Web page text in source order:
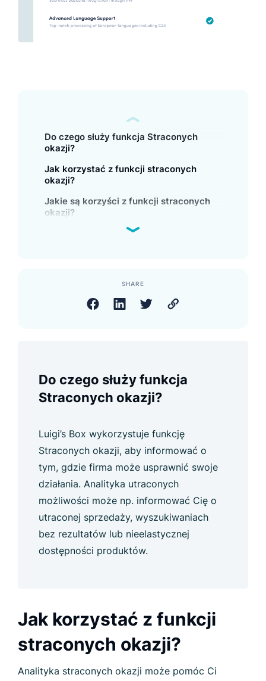
Do czego służy funkcja Straconych
okazji?
Jak korzystać z funkcji straconych
okazji?
Jakie są korzyści z funkcji straconych
okazji?
SHARE
Do czego służy funkcja
Straconych okazji?
Luigi’s Box wykorzystuje funkcję
Straconych okazji, aby informować o
tym, gdzie firma może usprawnić swoje
działania. Analityka utraconych
możliwości może np. informować Cię o
utraconej sprzedaży, wyszukiwaniach
bez rezultatów lub nieelastycznej
dostępności produktów.
Jak korzystać z funkcji
straconych okazji?
Analityka straconych okazji może pomóc Ci